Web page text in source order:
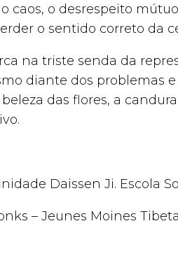
caos, o desrespeito
o sentido correto da
na triste senda da
diante dos problemas
das flores, a
Daissen Ji. Escola
– Jeunes Moines